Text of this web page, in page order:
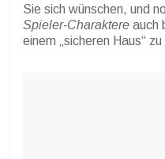
Sie sich wünschen, und
Spieler-Charaktere auch
einem „sicheren Haus“